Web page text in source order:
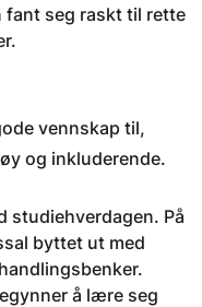
seg raskt til rette
vennskap til,
og inkluderende.
studiehverdagen. På
byttet ut med
å lære seg